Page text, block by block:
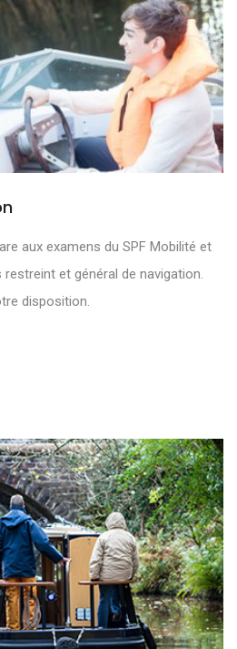
aux examens du SPF Mobilité et
et général de navigation.
disposition.